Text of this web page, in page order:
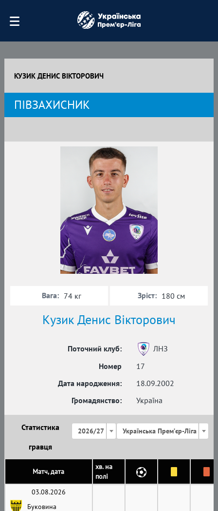
КУЗИК ДЕНИС ВІКТОРОВИЧ
ПІВЗАХИСНИК
Кузик Денис Вікторович
Поточний клуб:
ЛНЗ
Номер
17
Дата народження:
18.09.2002
Громадянство:
Україна
Вага: 74 кг Зріст: 180 см
Статистика
гравця
2026/27 Українська Премʼєр-Ліга
Матч, дата
хв. на
полі
03.08.2026
Буковина